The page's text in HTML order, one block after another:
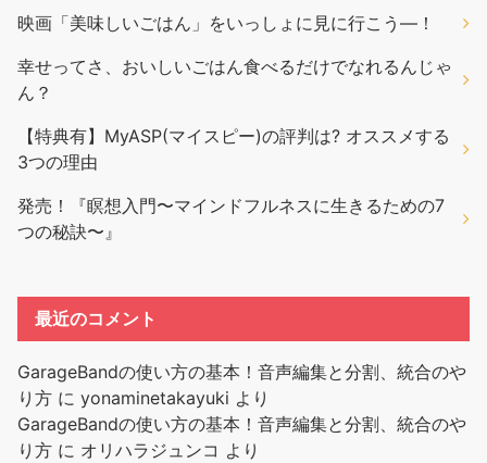
映画「美味しいごはん」をいっしょに見に行こう―！
幸せってさ、おいしいごはん食べるだけでなれるんじゃ
ん？
【特典有】MyASP(マイスピー)の評判は? オススメする
3つの理由
発売！『瞑想入門〜マインドフルネスに生きるための7
つの秘訣〜』
最近のコメント
GarageBandの使い方の基本！音声編集と分割、統合のや
り方 に yonaminetakayuki より
GarageBandの使い方の基本！音声編集と分割、統合のや
り方 に オリハラジュンコ より